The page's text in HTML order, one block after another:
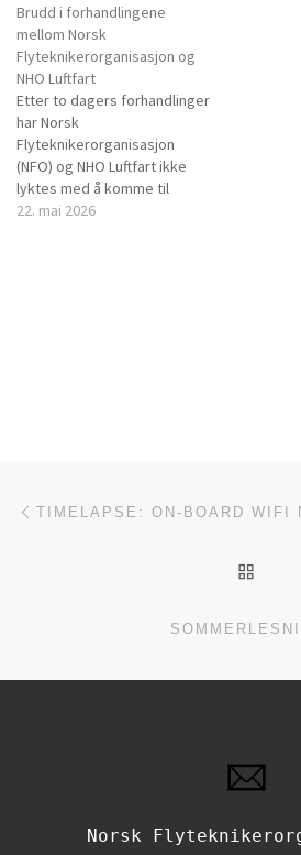
oss. Bruddprotokoll er levert
den 10. november kl. 1600 til
Riksmekleren for behandling.
Norsk
Flyteknikerorganisasjon har
470 medlemmer tilhørende i
Norwegian, SAS, Widerøe
og…
Brudd i forhandlingene
mellom Norsk
Flyteknikerorganisasjon og
NHO Luftfart
Etter to dagers forhandlinger
har Norsk
Flyteknikerorganisasjon
(NFO) og NHO Luftfart ikke
lyktes med å komme til
enighet ifm. revisjon av
22. mai 2026
Innleggsnavigasjon
TIMELAPSE: ON-BOARD WIFI
Norsk